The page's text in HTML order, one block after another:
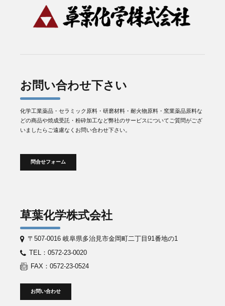
お問い合わせ下さい
化学工業薬品・セラミック原料・研磨材料・耐火物原料・窯業薬品原料な
どの商品や焼成受託・粉砕加工など弊社のサービスについてご質問がござ
いましたらご遠慮なくお問い合わせ下さい。
問合せフォーム
草葉化学株式会社
〒507-0016 岐阜県多治見市金岡町二丁目91番地の1
TEL：0572-23-0020
FAX：0572-23-0524
お問い合わせ